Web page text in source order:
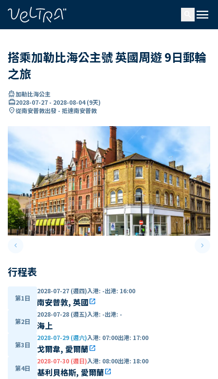
menu
搭乘加勒比海公主號 英國周遊 9日郵輪
之旅
directions_boat加勒比海公主
card_travel2028-07-27 - 2028-08-04(9天)
location_on從南安普敦出發 - 抵達南安普敦
keyboard_arrow_leftPrevious slide keyboard_arrow_right
行程表
第1日
2028-07-27 (週四)入港: -出港: 16:00
南安普敦, 英國open_in_new
第2日
2028-07-28 (週五)入港: -出港: -
海上
第3日
2028-07-29 (週六)入港: 07:00出港: 17:00
戈爾韋, 愛爾蘭open_in_new
第4日
2028-07-30 (週日)入港: 08:00出港: 18:00
基利貝格斯, 愛爾蘭open_in_new